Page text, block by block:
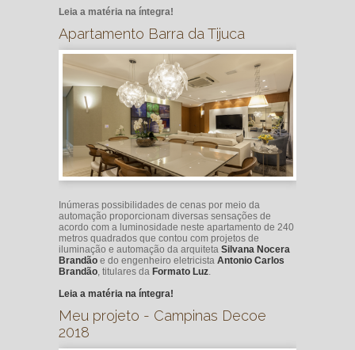
Leia a matéria na íntegra!
Apartamento Barra da Tijuca
Inúmeras possibilidades de cenas por meio da
automação proporcionam diversas sensações de
acordo com a luminosidade neste apartamento de 240
metros quadrados que contou com projetos de
iluminação e automação da arquiteta Silvana Nocera
Brandão e do engenheiro eletricista Antonio Carlos
Brandão , titulares da Formato Luz
Leia a matéria na íntegra!
Meu projeto - Campinas Decoe
2018